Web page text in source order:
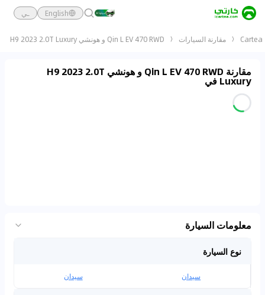
English ـي
Cartea مقارنة السيارات Qin L EV 470 RWD و هونشي H9 2023 2.0T Luxury
مقارنة Qin L EV 470 RWD و هونشي H9 2023 2.0T
Luxury في
معلومات السيارة
نوع السيارة
سيدان سيدان